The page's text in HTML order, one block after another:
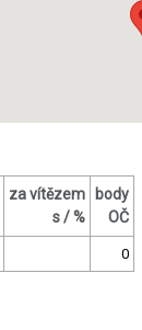
za vítězem
s / %
body
OČ
0